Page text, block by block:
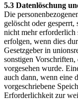
5.3 Datenlöschung
Die
gelöscht oder
nicht mehr erforderlich
erfolgen, wenn dies
Gesetzgeber in
sonstigen
vorgesehen wurde.
auch dann, wenn eine
vorgeschriebene
Erforderlichkeit zur